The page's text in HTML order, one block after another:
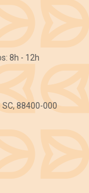
8h - 12h
88400-000